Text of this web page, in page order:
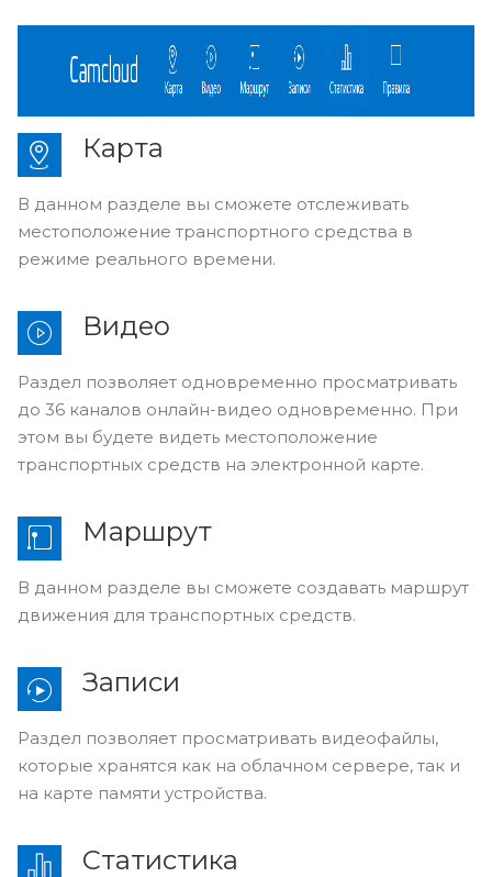
Карта
В данном разделе вы сможете отслеживать
местоположение транспортного средства в
режиме реального времени.
Видео
Раздел позволяет одновременно просматривать
до 36 каналов онлайн-видео одновременно. При
этом вы будете видеть местоположение
транспортных средств на электронной карте.
Маршрут
В данном разделе вы сможете создавать маршрут
движения для транспортных средств.
Записи
Раздел позволяет просматривать видеофайлы,
которые хранятся как на облачном сервере, так и
на карте памяти устройства.
Статистика